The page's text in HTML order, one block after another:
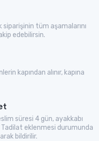
tüm aşamalarını
edebilirsin.
kapından alınır, kapına
süresi 4 gün, ayakkabı
Tadilat eklenmesi durumunda
bildirilir.